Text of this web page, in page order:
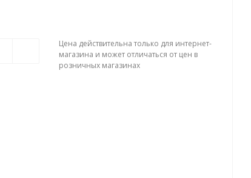
Цена действительна только для интернет-
магазина и может отличаться от цен в
розничных магазинах